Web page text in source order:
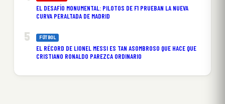
EL DESAFÍO MONUMENTAL: PILOTOS DE F1 PRUEBAN LA NUEVA
CURVA PERALTADA DE MADRID
FÚTBOL
EL RÉCORD DE LIONEL MESSI ES TAN ASOMBROSO QUE HACE QUE
CRISTIANO RONALDO PAREZCA ORDINARIO